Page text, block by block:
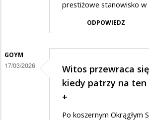
prestiżowe stanowisko w
ODPOWIEDZ
GOYM
17/03/2026
Witos przewraca
kiedy patrzy na ten
+
Po koszernym Okrągłym